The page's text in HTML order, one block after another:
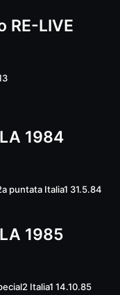
RE-LIVE
1984
55:21
puntata Italia1 31.5.84
1985
01:18:50
Italia1 14.10.85